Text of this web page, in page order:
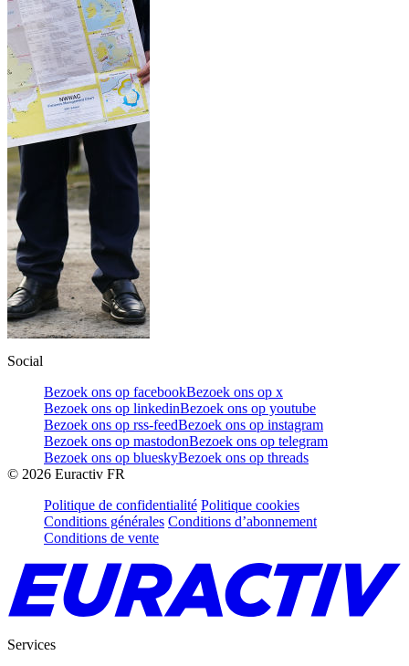
Social
Bezoek ons op facebookBezoek ons op x
Bezoek ons op linkedinBezoek ons op youtube
Bezoek ons op rss-feedBezoek ons op instagram
Bezoek ons op mastodonBezoek ons op telegram
Bezoek ons op blueskyBezoek ons op threads
© 2026 Euractiv FR
Politique de confidentialité Politique cookies
Conditions générales Conditions d’abonnement
Conditions de vente
Services